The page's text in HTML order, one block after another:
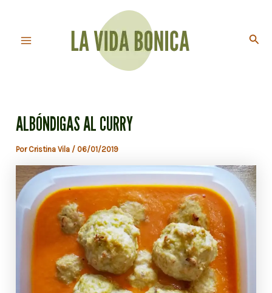
contenido
ALBÓNDIGAS AL CURRY
Por Cristina Vila / 06/01/2019